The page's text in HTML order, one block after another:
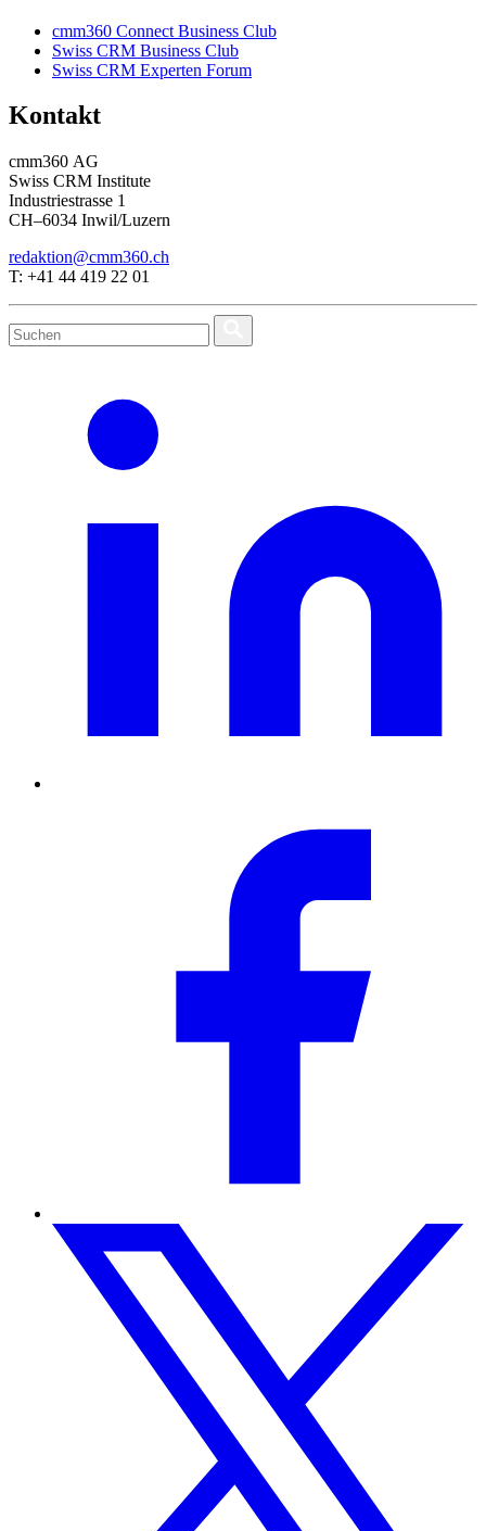
cmm360 Connect Business Club
Swiss CRM Business Club
Swiss CRM Experten Forum
Kontakt
cmm360 AG
Swiss CRM Institute
Industriestrasse 1
CH–6034 Inwil/Luzern
redaktion@cmm360.ch
T: +41 44 419 22 01